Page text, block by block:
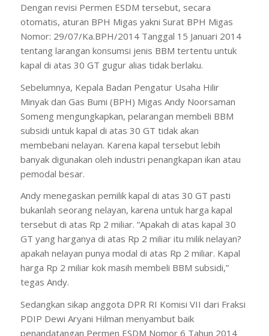
Dengan revisi Permen ESDM tersebut, secara
otomatis, aturan BPH Migas yakni Surat BPH Migas
Nomor: 29/07/Ka.BPH/2014 Tanggal 15 Januari 2014
tentang larangan konsumsi jenis BBM tertentu untuk
kapal di atas 30 GT gugur alias tidak berlaku.
Sebelumnya, Kepala Badan Pengatur Usaha Hilir
Minyak dan Gas Bumi (BPH) Migas Andy Noorsaman
Someng mengungkapkan, pelarangan membeli BBM
subsidi untuk kapal di atas 30 GT tidak akan
membebani nelayan. Karena kapal tersebut lebih
banyak digunakan oleh industri penangkapan ikan atau
pemodal besar.
Andy menegaskan pemilik kapal di atas 30 GT pasti
bukanlah seorang nelayan, karena untuk harga kapal
tersebut di atas Rp 2 miliar. “Apakah di atas kapal 30
GT yang harganya di atas Rp 2 miliar itu milik nelayan?
apakah nelayan punya modal di atas Rp 2 miliar. Kapal
harga Rp 2 miliar kok masih membeli BBM subsidi,”
tegas Andy.
Sedangkan sikap anggota DPR RI Komisi VII dari Fraksi
PDIP Dewi Aryani Hilman menyambut baik
penandatangan Permen ESDM Nomor 6 Tahun 2014